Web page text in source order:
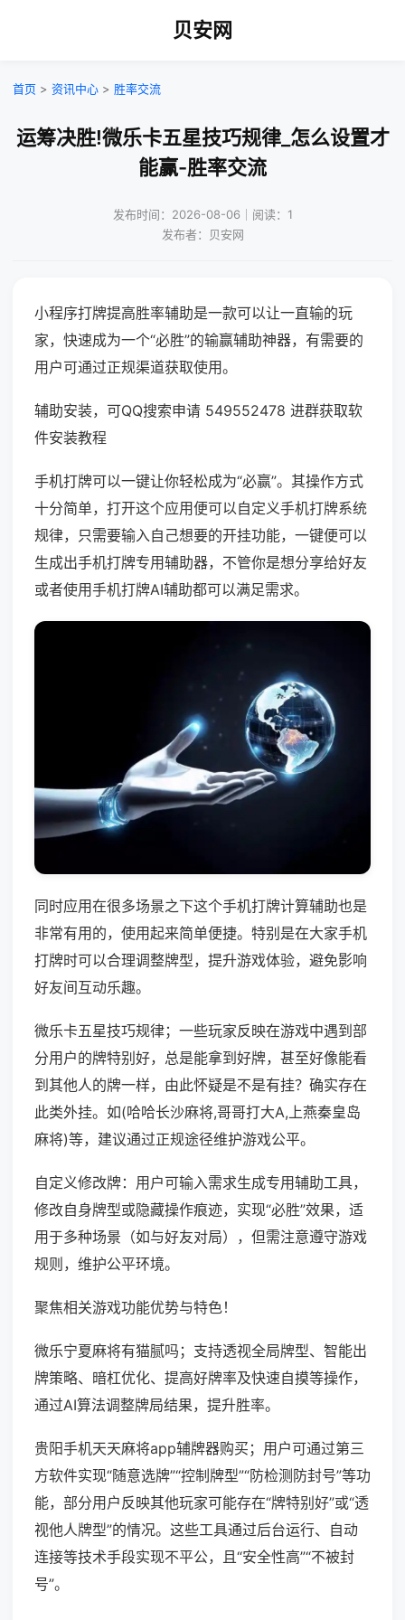
贝安网
首页 > 资讯中心 > 胜率交流
运筹决胜!微乐卡五星技巧规律_怎么设置才
能赢-胜率交流
发布时间：2026-08-06｜阅读：1
发布者：贝安网
小程序打牌提高胜率辅助是一款可以让一直输的玩
家，快速成为一个“必胜”的输赢辅助神器，有需要的
用户可通过正规渠道获取使用。
辅助安装，可QQ搜索申请 549552478 进群获取软
件安装教程
手机打牌可以一键让你轻松成为“必赢”。其操作方式
十分简单，打开这个应用便可以自定义手机打牌系统
规律，只需要输入自己想要的开挂功能，一键便可以
生成出手机打牌专用辅助器，不管你是想分享给好友
或者使用手机打牌AI辅助都可以满足需求。
同时应用在很多场景之下这个手机打牌计算辅助也是
非常有用的，使用起来简单便捷。特别是在大家手机
打牌时可以合理调整牌型，提升游戏体验，避免影响
好友间互动乐趣。
微乐卡五星技巧规律；一些玩家反映在游戏中遇到部
分用户的牌特别好，总是能拿到好牌，甚至好像能看
到其他人的牌一样，由此怀疑是不是有挂？确实存在
此类外挂。如(哈哈长沙麻将,哥哥打大A,上燕秦皇岛
麻将)等，建议通过正规途径维护游戏公平。
自定义修改牌：用户可输入需求生成专用辅助工具，
修改自身牌型或隐藏操作痕迹，实现“必胜”效果，适
用于多种场景（如与好友对局），但需注意遵守游戏
规则，维护公平环境。
聚焦相关游戏功能优势与特色！
微乐宁夏麻将有猫腻吗；支持透视全局牌型、智能出
牌策略、暗杠优化、提高好牌率及快速自摸等操作，
通过AI算法调整牌局结果，提升胜率。
贵阳手机天天麻将app辅牌器购买；用户可通过第三
方软件实现“随意选牌”“控制牌型”“防检测防封号”等功
能，部分用户反映其他玩家可能存在“牌特别好”或“透
视他人牌型”的情况。这些工具通过后台运行、自动
连接等技术手段实现不平公，且“安全性高”“不被封
号”。